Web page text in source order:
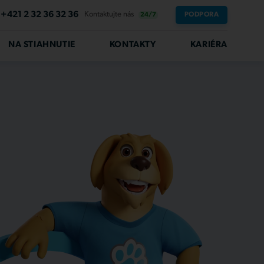
2 32 36 32 36 Kontaktujte nás 24/7 PODPORA
NA STIAHNUTIE KONTAKTY KARIÉRA